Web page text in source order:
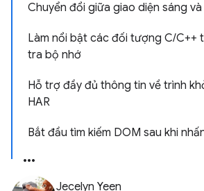
Chuyển đổi giữa giao diện sáng
Làm nổi bật các đối tượng C/C++
tra bộ nhớ
Hỗ trợ đầy đủ thông tin về trình
HAR
Bắt đầu tìm kiếm DOM sau khi
Jecelyn Yeen